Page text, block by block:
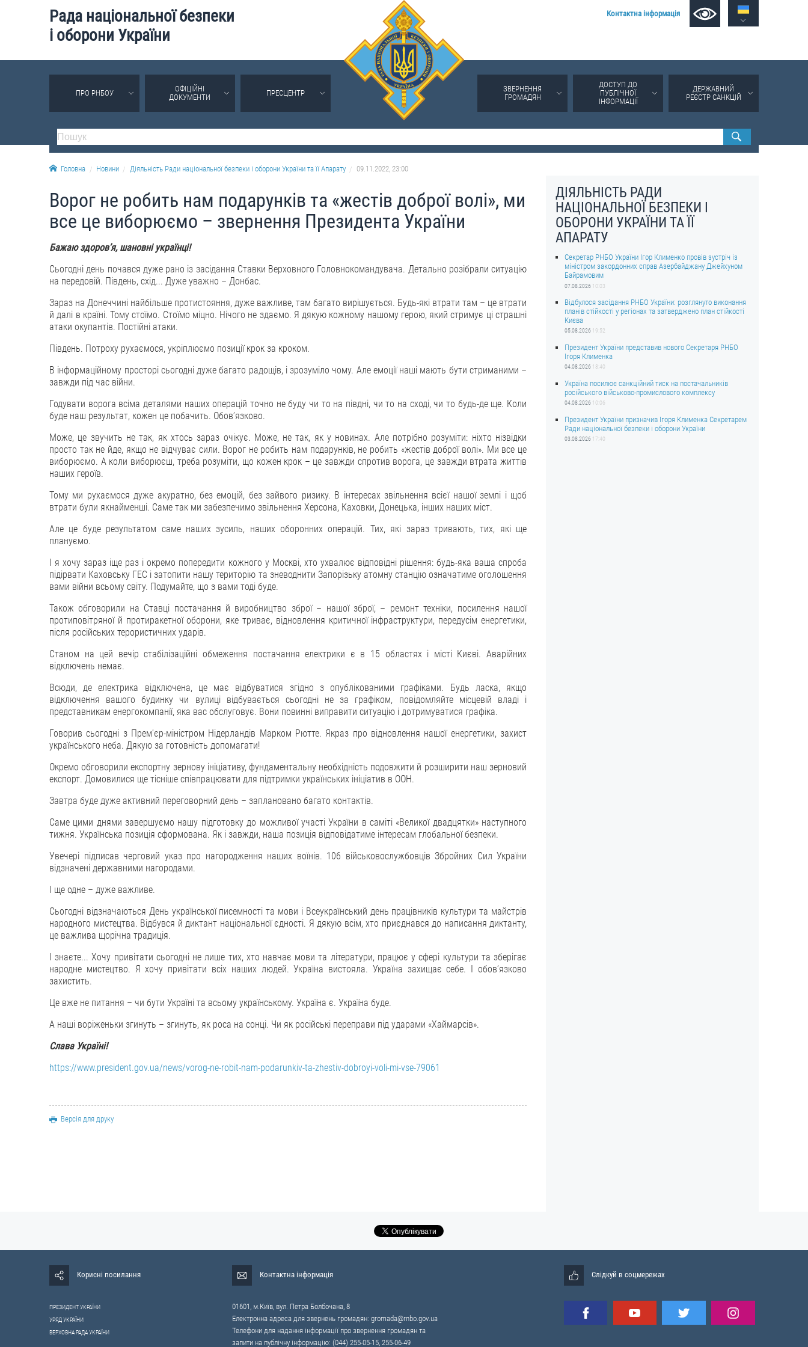
Рада національної безпеки
і оборони України
Контактна інформація
ПРО РНБОУ
ОФІЦІЙНІ
ДОКУМЕНТИ
ПРЕСЦЕНТР
ЗВЕРНЕННЯ
ГРОМАДЯН
ДОСТУП ДО
ПУБЛІЧНОЇ
ІНФОРМАЦІЇ
ДЕРЖАВНИЙ
РЕЄСТР САНКЦІЙ
Головна Новини Діяльність Ради національної безпеки і оборони України та її Апарату 09.11.2022, 23:00
Ворог не робить нам подарунків та «жестів доброї волі», ми
все це виборюємо – звернення Президента України
Бажаю здоровʼя, шановні українці!
Сьогодні день почався дуже рано із засідання Ставки Верховного Головнокомандувача. Детально розібрали ситуацію
на передовій. Південь, схід... Дуже уважно – Донбас.
Зараз на Донеччині найбільше протистояння, дуже важливе, там багато вирішується. Будь-які втрати там – це втрати
й далі в країні. Тому стоїмо. Стоїмо міцно. Нічого не здаємо. Я дякую кожному нашому герою, який стримує ці страшні
атаки окупантів. Постійні атаки.
Південь. Потроху рухаємося, укріплюємо позиції крок за кроком.
В інформаційному просторі сьогодні дуже багато радощів, і зрозуміло чому. Але емоції наші мають бути стриманими –
завжди під час війни.
Годувати ворога всіма деталями наших операцій точно не буду чи то на півдні, чи то на сході, чи то будь-де ще. Коли
буде наш результат, кожен це побачить. Обовʼязково.
Може, це звучить не так, як хтось зараз очікує. Може, не так, як у новинах. Але потрібно розуміти: ніхто нізвідки
просто так не йде, якщо не відчуває сили. Ворог не робить нам подарунків, не робить «жестів доброї волі». Ми все це
виборюємо. А коли виборюєш, треба розуміти, що кожен крок – це завжди спротив ворога, це завжди втрата життів
наших героїв.
Тому ми рухаємося дуже акуратно, без емоцій, без зайвого ризику. В інтересах звільнення всієї нашої землі і щоб
втрати були якнайменші. Саме так ми забезпечимо звільнення Херсона, Каховки, Донецька, інших наших міст.
Але це буде результатом саме наших зусиль, наших оборонних операцій. Тих, які зараз тривають, тих, які ще
плануємо.
І я хочу зараз іще раз і окремо попередити кожного у Москві, хто ухвалює відповідні рішення: будь-яка ваша спроба
підірвати Каховську ГЕС і затопити нашу територію та зневоднити Запорізьку атомну станцію означатиме оголошення
вами війни всьому світу. Подумайте, що з вами тоді буде.
Також обговорили на Ставці постачання й виробництво зброї – нашої зброї, – ремонт техніки, посилення нашої
протиповітряної й протиракетної оборони, яке триває, відновлення критичної інфраструктури, передусім енергетики,
після російських терористичних ударів.
Станом на цей вечір стабілізаційні обмеження постачання електрики є в 15 областях і місті Києві. Аварійних
відключень немає.
Всюди, де електрика відключена, це має відбуватися згідно з опублікованими графіками. Будь ласка, якщо
відключення вашого будинку чи вулиці відбувається сьогодні не за графіком, повідомляйте місцевій владі і
представникам енергокомпанії, яка вас обслуговує. Вони повинні виправити ситуацію і дотримуватися графіка.
Говорив сьогодні з Премʼєр-міністром Нідерландів Марком Рютте. Якраз про відновлення нашої енергетики, захист
українського неба. Дякую за готовність допомагати!
Окремо обговорили експортну зернову ініціативу, фундаментальну необхідність подовжити й розширити наш зерновий
експорт. Домовилися ще тісніше співпрацювати для підтримки українських ініціатив в ООН.
Завтра буде дуже активний переговорний день – заплановано багато контактів.
Саме цими днями завершуємо нашу підготовку до можливої участі України в саміті «Великої двадцятки» наступного
тижня. Українська позиція сформована. Як і завжди, наша позиція відповідатиме інтересам глобальної безпеки.
Увечері підписав черговий указ про нагородження наших воїнів. 106 військовослужбовців Збройних Сил України
відзначені державними нагородами.
І ще одне – дуже важливе.
Сьогодні відзначаються День української писемності та мови і Всеукраїнський день працівників культури та майстрів
народного мистецтва. Відбувся й диктант національної єдності. Я дякую всім, хто приєднався до написання диктанту,
це важлива щорічна традиція.
І знаєте... Хочу привітати сьогодні не лише тих, хто навчає мови та літератури, працює у сфері культури та зберігає
народне мистецтво. Я хочу привітати всіх наших людей. Україна вистояла. Україна захищає себе. І обов’язково
захистить.
Це вже не питання – чи бути Україні та всьому українському. Україна є. Україна буде.
А наші воріженьки згинуть – згинуть, як роса на сонці. Чи як російські переправи під ударами «Хаймарсів».
Слава Україні!
https://www.president.gov.ua/news/vorog-ne-robit-nam-podarunkiv-ta-zhestiv-dobroyi-voli-mi-vse-79061
Версія для друку
ДІЯЛЬНІСТЬ РАДИ
НАЦІОНАЛЬНОЇ БЕЗПЕКИ І
ОБОРОНИ УКРАЇНИ ТА ЇЇ
АПАРАТУ
Секретар РНБО України Ігор Клименко провів зустріч із
міністром закордонних справ Азербайджану Джейхуном
Байрамовим
07.08.2026 10:03
Відбулося засідання РНБО України: розглянуто виконання
планів стійкості у регіонах та затверджено план стійкості
Києва
05.08.2026 19:52
Президент України представив нового Секретаря РНБО
Ігоря Клименка
04.08.2026 18:40
Україна посилює санкційний тиск на постачальників
російського військово-промислового комплексу
04.08.2026 10:06
Президент України призначив Ігоря Клименка Секретарем
Ради національної безпеки і оборони України
03.08.2026 17:40
Корисні посилання
ПРЕЗИДЕНТ УКРАЇНИ
УРЯД УКРАЇНИ
ВЕРХОВНА РАДА УКРАЇНИ
Контактна інформація
01601, м.Київ, вул. Петра Болбочана, 8
Електронна адреса для звернень громадян: gromada@rnbo.gov.ua
Телефони для надання інформації про звернення громадян та
запити на публічну інформацію: (044) 255-05-15, 255-06-49
Слідкуй в соцмережах